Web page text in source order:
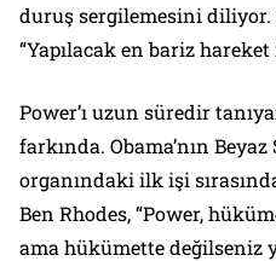
duruş sergilemesini
“Yapılacak en bariz
Power’ı uzun süredir
farkında. Obama’nın
organındaki ilk işi
Ben Rhodes, “Power,
ama hükümette değilseniz